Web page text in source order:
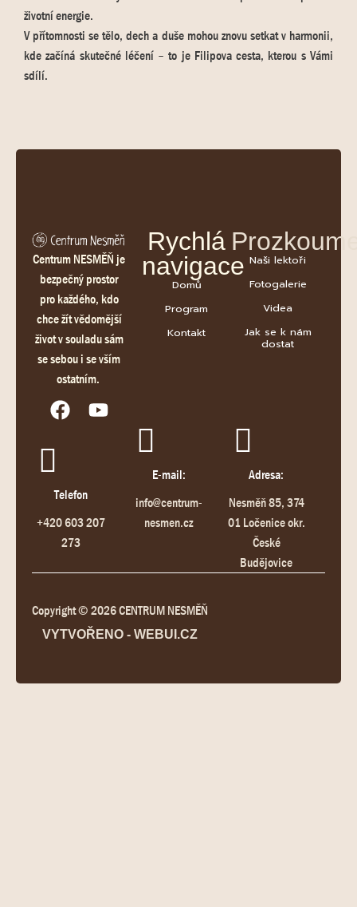
životní energie.
V přítomnosti se tělo, dech a duše mohou znovu setkat v harmonii,
kde začíná skutečné léčení – to je Filipova cesta, kterou s Vámi
sdílí.
Centrum NESMĚŇ je
bezpečný prostor
pro každého, kdo
chce žít vědomější
život v souladu sám
se sebou i se vším
ostatním.
Rychlá
navigace
Domů
Program
Kontakt
Naši lektoři
Fotogalerie
Videa
Jak se k nám
dostat
Telefon
+420 603 207
273
E-mail:
info@centrum-
nesmen.cz
Adresa:
Nesměň 85, 374
01 Ločenice okr.
České
Budějovice
Copyright © 2026 CENTRUM NESMĚŇ
VYTVOŘENO - WEBUI.CZ